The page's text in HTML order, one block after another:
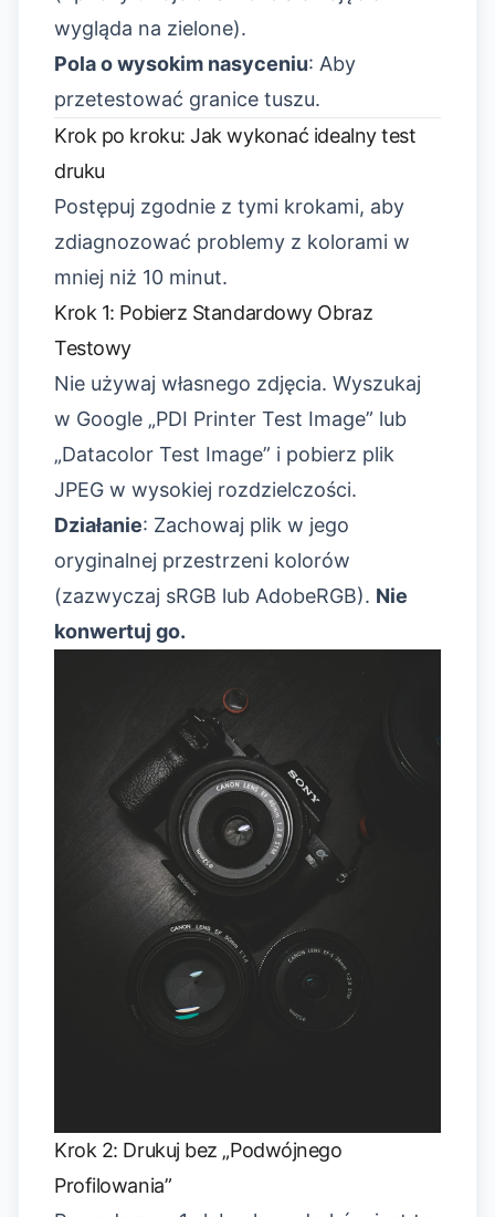
wygląda na zielone).
Pola o wysokim nasyceniu: Aby
przetestować granice tuszu.
Krok po kroku: Jak wykonać idealny test
druku
Postępuj zgodnie z tymi krokami, aby
zdiagnozować problemy z kolorami w
mniej niż 10 minut.
Krok 1: Pobierz Standardowy Obraz
Testowy
Nie używaj własnego zdjęcia. Wyszukaj
w Google „PDI Printer Test Image” lub
„Datacolor Test Image” i pobierz plik
JPEG w wysokiej rozdzielczości.
Działanie: Zachowaj plik w jego
oryginalnej przestrzeni kolorów
(zazwyczaj sRGB lub AdobeRGB). Nie
konwertuj go.
Krok 2: Drukuj bez „Podwójnego
Profilowania”